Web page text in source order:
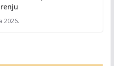
2026.